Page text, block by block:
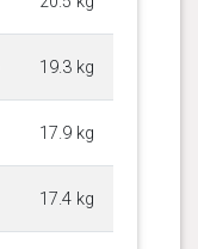
19.3 kg
17.9 kg
17.4 kg